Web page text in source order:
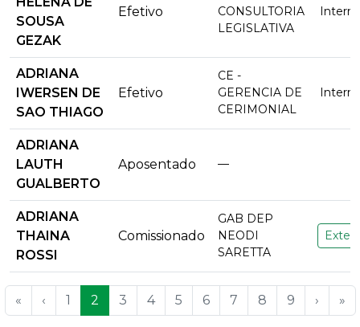
SOUSA
GEZAK
Efetivo
CONSULTORIA
LEGISLATIVA
ADRIANA
IWERSEN DE
SAO THIAGO
Efetivo
CE -
GERENCIA DE
CERIMONIAL
ADRIANA
LAUTH
GUALBERTO
Aposentado —
ADRIANA
THAINA
ROSSI
Comissionado
GAB DEP
NEODI
SARETTA
« ‹ 1 2 3 4 5 6 7 8 9 › »